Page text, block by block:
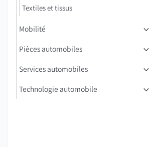
Textiles et tissus
Mobilité
Pièces automobiles
Services automobiles
Technologie automobile